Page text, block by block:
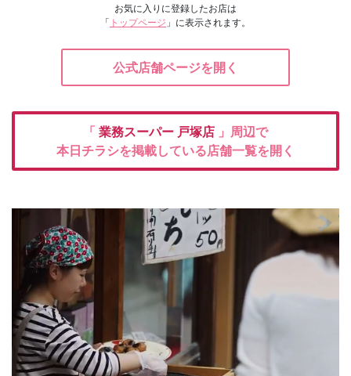
お気に入りに登録したお店は
「 トップページ 」に表示されます。
公式店舗ページを開く
「 業務スーパー 戸塚店 」周辺で
本日チラシを掲載している店舗一覧を開く